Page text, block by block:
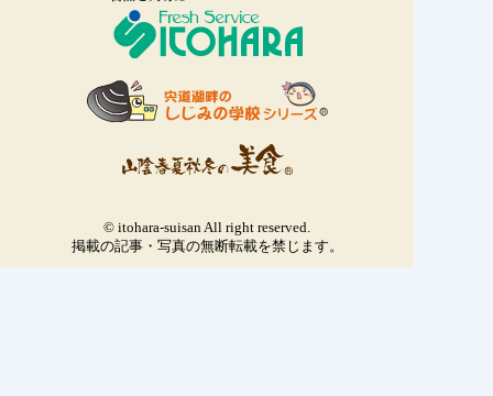
© itohara-suisan All right reserved.
掲載の記事・写真の無断転載を禁じます。